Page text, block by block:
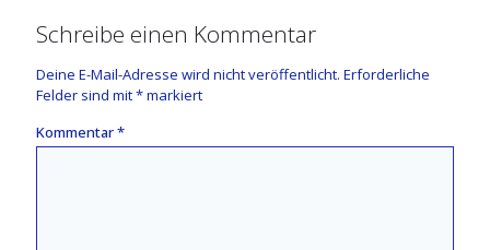
Schreibe einen Kommentar
Deine E-Mail-Adresse wird nicht veröffentlicht. Erforderliche
Felder sind mit*markiert
Kommentar*